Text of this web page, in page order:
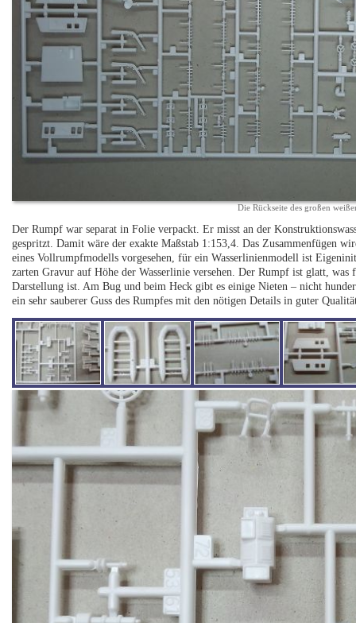
Die Rückseite des großen
Der Rumpf war separat in Folie verpackt. Er misst an der
gespritzt. Damit wäre der exakte Maßstab 1:153,4. Das Zusammenfügen
eines Vollrumpfmodells vorgesehen, für ein Wasserlinienmodell ist
zarten Gravur auf Höhe der Wasserlinie versehen. Der Rumpf ist glatt,
Darstellung ist. Am Bug und beim Heck gibt es einige Nieten – nicht
ein sehr sauberer Guss des Rumpfes mit den nötigen Details in guter